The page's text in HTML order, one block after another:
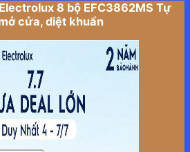
8 bộ EFC3862MS Tự
cửa, diệt khuẩn